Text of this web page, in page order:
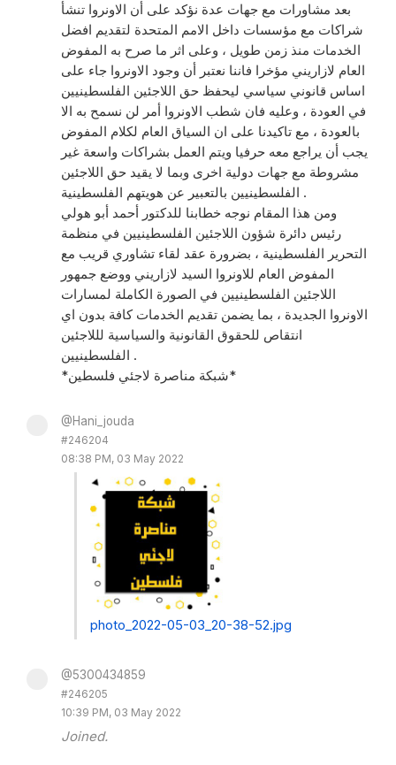
بعد مشاورات مع جهات عدة نؤكد على أن الاونروا تنشأ
شراكات مع مؤسسات داخل الامم المتحدة لتقديم افضل
الخدمات منذ زمن طويل ، وعلى اثر ما صرح به المفوض
العام لازاريني مؤخرا فاننا نعتبر أن وجود الاونروا جاء على
اساس قانوني سياسي ليحفظ حق اللاجئين الفلسطينيين
في العودة ، وعليه فان شطب الاونروا أمر لن نسمح به الا
بالعودة ، مع تاكيدنا على ان السياق العام لكلام المفوض
يجب أن يراجع معه حرفيا ويتم العمل بشراكات واسعة غير
مشروطة مع جهات دولية اخرى وبما لا يقيد حق اللاجئين
الفلسطينيين بالتعبير عن هويتهم الفلسطينية .
ومن هذا المقام نوجه خطابنا للدكتور أحمد أبو هولي
رئيس دائرة شؤون اللاجئين الفلسطينيين في منظمة
التحرير الفلسطينية ، بضرورة عقد لقاء تشاوري قريب مع
المفوض العام للاونروا السيد لازاريني ووضع جمهور
اللاجئين الفلسطينيين في الصورة الكاملة لمسارات
الاونروا الجديدة ، بما يضمن تقديم الخدمات كافة بدون اي
انتقاص للحقوق القانونية والسياسية لللاجئين
الفلسطينيين .
*شبكة مناصرة لاجئي فلسطين*
@Hani_jouda
#246204
08:38 PM, 03 May 2022
photo_2022-05-03_20-38-52.jpg
@5300434859
#246205
10:39 PM, 03 May 2022
Joined.